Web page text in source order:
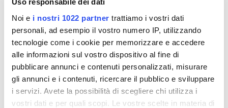
Uso responsabile dei dati
Noi e i nostri 1022 partner trattiamo i vostri dati
personali, ad esempio il vostro numero IP, utilizzando
tecnologie come i cookie per memorizzare e accedere
alle informazioni sul vostro dispositivo al fine di
pubblicare annunci e contenuti personalizzati, misurare
gli annunci e i contenuti, ricercare il pubblico e sviluppare
i servizi. Avete la possibilità di scegliere chi utilizza i
vostri dati e per quali scopi. Le vostre scelte in materia di
Integratori per dimagrire
Amin 21 K al cacao - 21
bustine
32,00 € 55,18 €
Integratori per dimagrire
Amin 21 K neutro
32,00 € 55,18 €